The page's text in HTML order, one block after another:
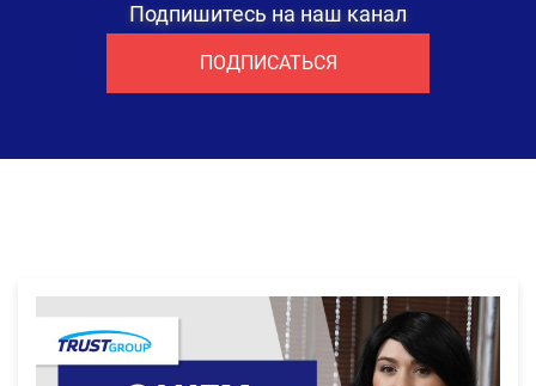
Подпишитесь на наш канал
ПОДПИСАТЬСЯ